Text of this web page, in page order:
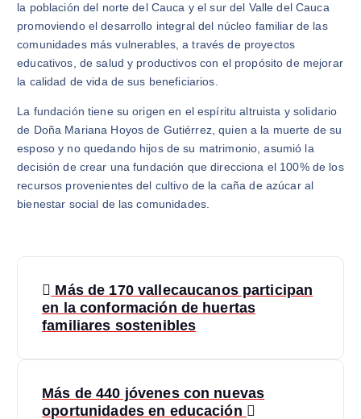
la población del norte del Cauca y el sur del Valle del Cauca
promoviendo el desarrollo integral del núcleo familiar de las
comunidades más vulnerables, a través de proyectos
educativos, de salud y productivos con el propósito de mejorar
la calidad de vida de sus beneficiarios.
La fundación tiene su origen en el espíritu altruista y solidario
de Doña Mariana Hoyos de Gutiérrez, quien a la muerte de su
esposo y no quedando hijos de su matrimonio, asumió la
decisión de crear una fundación que direcciona el 100% de los
recursos provenientes del cultivo de la caña de azúcar al
bienestar social de las comunidades.
Más de 170 vallecaucanos participan
en la conformación de huertas
familiares sostenibles
Más de 440 jóvenes con nuevas
oportunidades en educación